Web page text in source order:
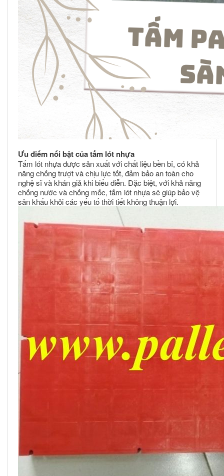
Ưu điểm nổi bật của tấm lót nhựa
Tấm lót nhựa được sản xuất với chất liệu bền bỉ, có khả
năng chống trượt và chịu lực tốt, đảm bảo an toàn cho
nghệ sĩ và khán giả khi biểu diễn. Đặc biệt, với khả năng
chống nước và chống mốc, tấm lót nhựa sẽ giúp bảo vệ
sân khấu khỏi các yếu tố thời tiết không thuận lợi.